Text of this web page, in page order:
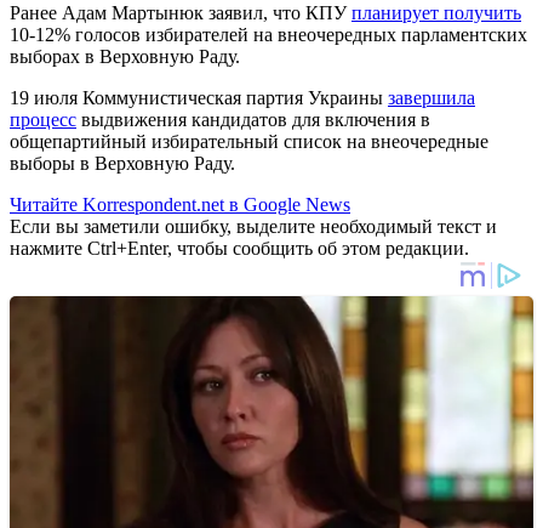
Ранее Адам Мартынюк заявил, что КПУпланирует получить
10-12% голосов избирателей на внеочередных парламентских
выборах в Верховную Раду.
19 июля Коммунистическая партия Украины завершила
процесс выдвижения кандидатов для включения в
общепартийный избирательный список на внеочередные
выборы в Верховную Раду.
Читайте Korrespondent.net в Google News
Если вы заметили ошибку, выделите необходимый текст и
нажмите Ctrl+Enter, чтобы сообщить об этом редакции.